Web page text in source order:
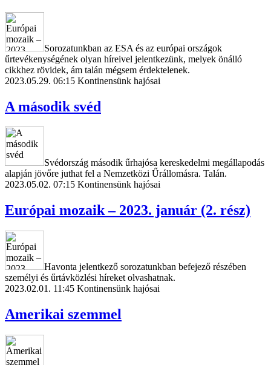
Sorozatunkban az ESA és az európai országok
űrtevékenységének olyan híreivel jelentkezünk, melyek önálló
cikkhez rövidek, ám talán mégsem érdektelenek.
2023.05.29. 06:15 Kontinensünk hajósai
A második svéd
Svédország második űrhajósa kereskedelmi megállapodás
alapján jövőre juthat fel a Nemzetközi Űrállomásra. Talán.
2023.05.02. 07:15 Kontinensünk hajósai
Európai mozaik – 2023. január (2. rész)
Havonta jelentkező sorozatunkban befejező részében
személyi és űrtávközlési híreket olvashatnak.
2023.02.01. 11:45 Kontinensünk hajósai
Amerikai szemmel